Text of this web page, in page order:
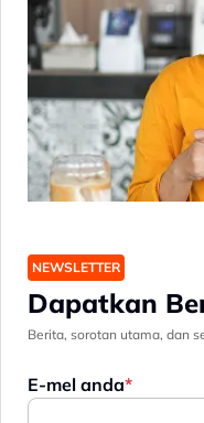
NEWSLETTER
Dapatkan
Berita, sorotan utama, dan
E-mel anda